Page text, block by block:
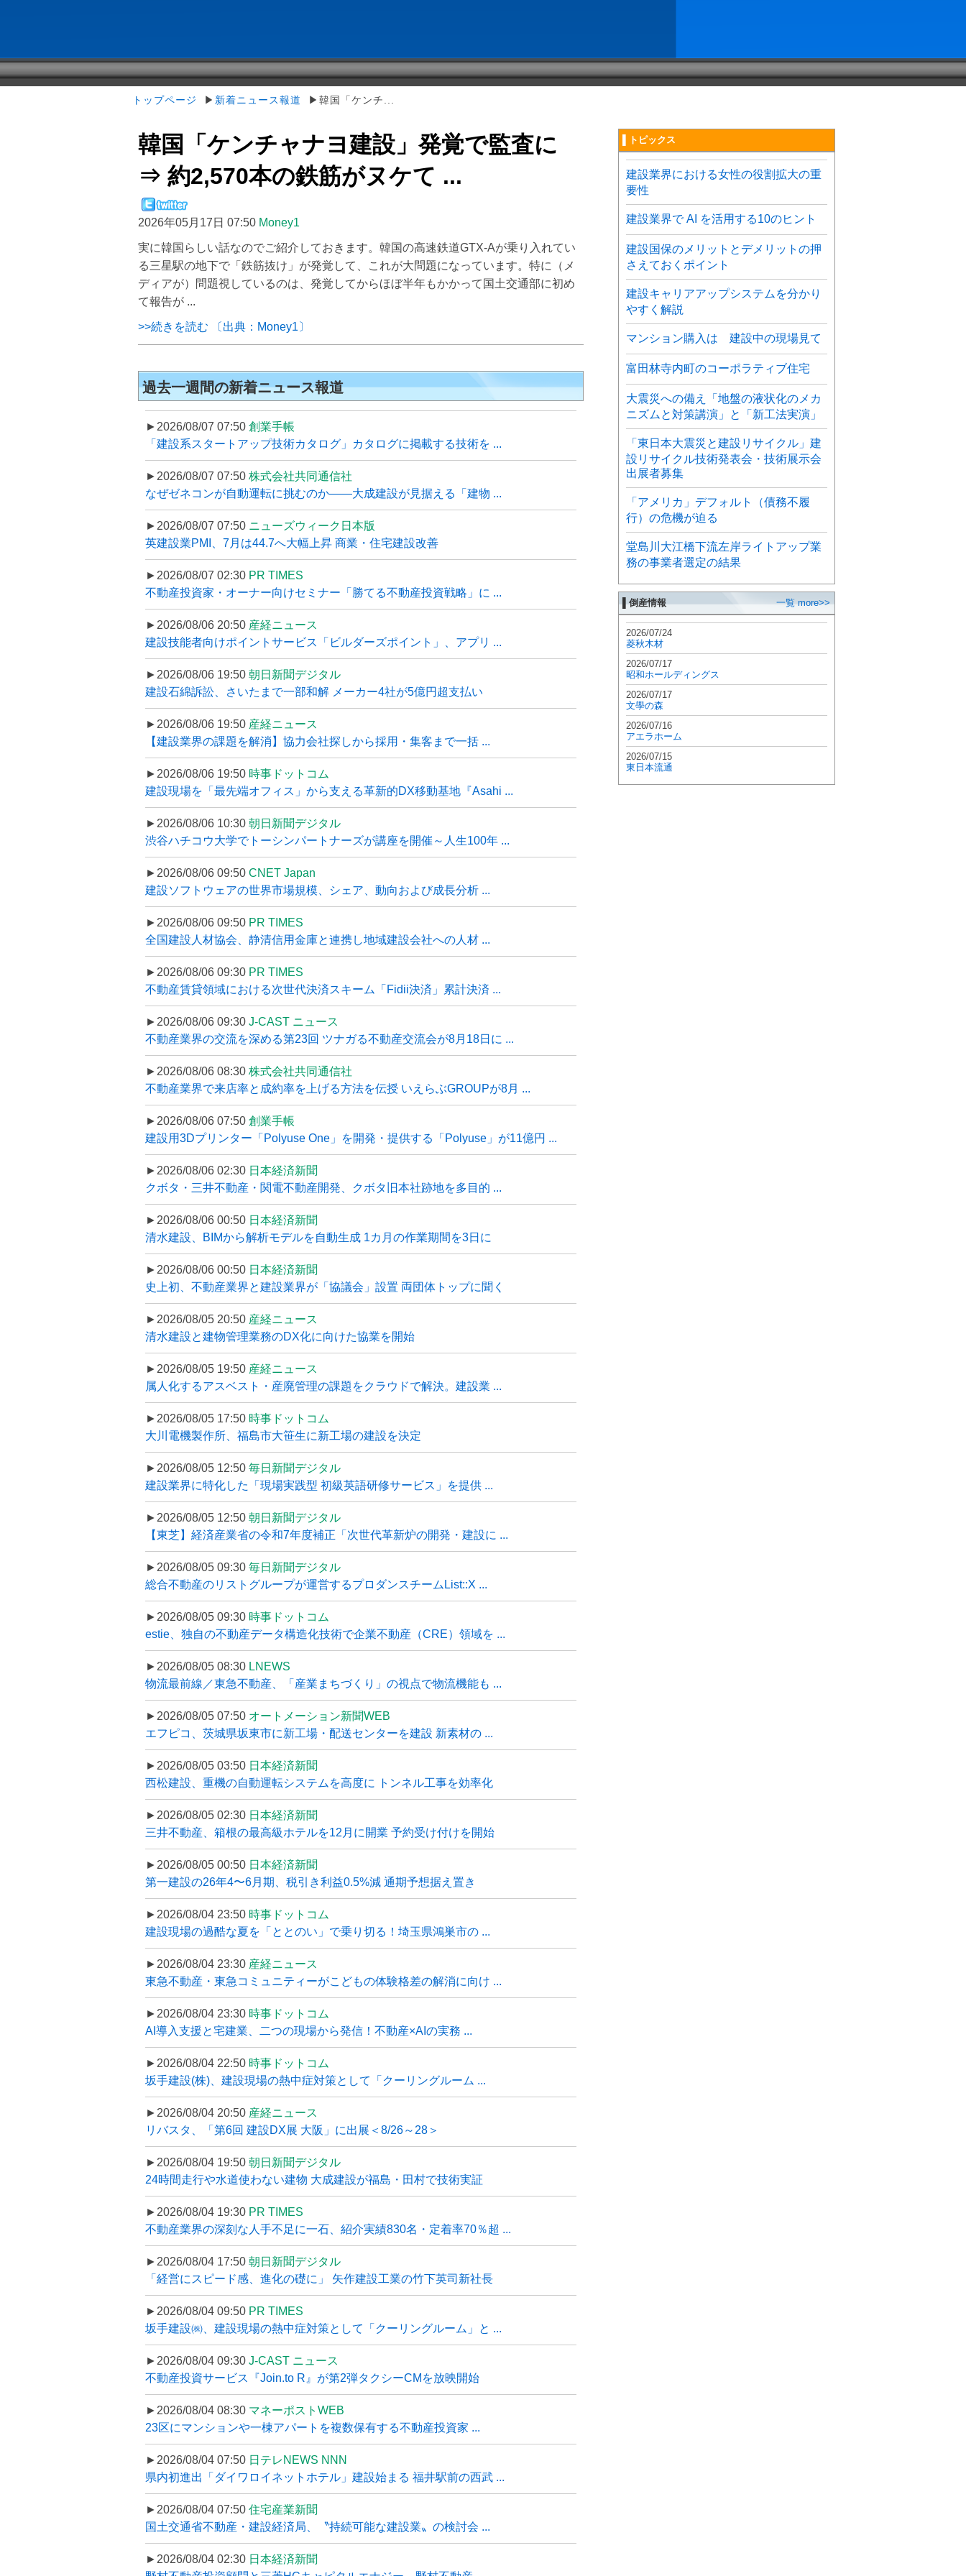
トップページ ▶ 新着ニュース報道 ▶韓国「ケンチ...
韓国「ケンチャナヨ建設」発覚で監査に
⇒ 約2,570本の鉄筋がヌケて ...
2026年05月17日 07:50 Money1
実に韓国らしい話なのでご紹介しておきます。韓国の高速鉄道GTX-Aが乗り入れてい
る三星駅の地下で「鉄筋抜け」が発覚して、これが大問題になっています。特に（メ
ディアが）問題視しているのは、発覚してからほぼ半年もかかって国土交通部に初め
て報告が ...
>>続きを読む 〔出典：Money1〕
過去一週間の新着ニュース報道
►2026/08/07 07:50 創業手帳
「建設系スタートアップ技術カタログ」カタログに掲載する技術を ...
►2026/08/07 07:50 株式会社共同通信社
なぜゼネコンが自動運転に挑むのか――大成建設が見据える「建物 ...
►2026/08/07 07:50 ニューズウィーク日本版
英建設業PMI、7月は44.7へ大幅上昇 商業・住宅建設改善
►2026/08/07 02:30 PR TIMES
不動産投資家・オーナー向けセミナー「勝てる不動産投資戦略」に ...
►2026/08/06 20:50 産経ニュース
建設技能者向けポイントサービス「ビルダーズポイント」、アプリ ...
►2026/08/06 19:50 朝日新聞デジタル
建設石綿訴訟、さいたまで一部和解 メーカー4社が5億円超支払い
►2026/08/06 19:50 産経ニュース
【建設業界の課題を解消】協力会社探しから採用・集客まで一括 ...
►2026/08/06 19:50 時事ドットコム
建設現場を「最先端オフィス」から支える革新的DX移動基地『Asahi ...
►2026/08/06 10:30 朝日新聞デジタル
渋谷ハチコウ大学でトーシンパートナーズが講座を開催～人生100年 ...
►2026/08/06 09:50 CNET Japan
建設ソフトウェアの世界市場規模、シェア、動向および成長分析 ...
►2026/08/06 09:50 PR TIMES
全国建設人材協会、静清信用金庫と連携し地域建設会社への人材 ...
►2026/08/06 09:30 PR TIMES
不動産賃貸領域における次世代決済スキーム「Fidii決済」累計決済 ...
►2026/08/06 09:30 J-CAST ニュース
不動産業界の交流を深める第23回 ツナガる不動産交流会が8月18日に ...
►2026/08/06 08:30 株式会社共同通信社
不動産業界で来店率と成約率を上げる方法を伝授 いえらぶGROUPが8月 ...
►2026/08/06 07:50 創業手帳
建設用3Dプリンター「Polyuse One」を開発・提供する「Polyuse」が11億円 ...
►2026/08/06 02:30 日本経済新聞
クボタ・三井不動産・関電不動産開発、クボタ旧本社跡地を多目的 ...
►2026/08/06 00:50 日本経済新聞
清水建設、BIMから解析モデルを自動生成 1カ月の作業期間を3日に
►2026/08/06 00:50 日本経済新聞
史上初、不動産業界と建設業界が「協議会」設置 両団体トップに聞く
►2026/08/05 20:50 産経ニュース
清水建設と建物管理業務のDX化に向けた協業を開始
►2026/08/05 19:50 産経ニュース
属人化するアスベスト・産廃管理の課題をクラウドで解決。建設業 ...
►2026/08/05 17:50 時事ドットコム
大川電機製作所、福島市大笹生に新工場の建設を決定
►2026/08/05 12:50 毎日新聞デジタル
建設業界に特化した「現場実践型 初級英語研修サービス」を提供 ...
►2026/08/05 12:50 朝日新聞デジタル
【東芝】経済産業省の令和7年度補正「次世代革新炉の開発・建設に ...
►2026/08/05 09:30 毎日新聞デジタル
総合不動産のリストグループが運営するプロダンスチームList::X ...
►2026/08/05 09:30 時事ドットコム
estie、独自の不動産データ構造化技術で企業不動産（CRE）領域を ...
►2026/08/05 08:30 LNEWS
物流最前線／東急不動産、「産業まちづくり」の視点で物流機能も ...
►2026/08/05 07:50 オートメーション新聞WEB
エフピコ、茨城県坂東市に新工場・配送センターを建設 新素材の ...
►2026/08/05 03:50 日本経済新聞
西松建設、重機の自動運転システムを高度に トンネル工事を効率化
►2026/08/05 02:30 日本経済新聞
三井不動産、箱根の最高級ホテルを12月に開業 予約受け付けを開始
►2026/08/05 00:50 日本経済新聞
第一建設の26年4〜6月期、税引き利益0.5%減 通期予想据え置き
►2026/08/04 23:50 時事ドットコム
建設現場の過酷な夏を「ととのい」で乗り切る！埼玉県鴻巣市の ...
►2026/08/04 23:30 産経ニュース
東急不動産・東急コミュニティーがこどもの体験格差の解消に向け ...
►2026/08/04 23:30 時事ドットコム
AI導入支援と宅建業、二つの現場から発信！不動産×AIの実務 ...
►2026/08/04 22:50 時事ドットコム
坂手建設(株)、建設現場の熱中症対策として「クーリングルーム ...
►2026/08/04 20:50 産経ニュース
リバスタ、「第6回 建設DX展 大阪」に出展＜8/26～28＞
►2026/08/04 19:50 朝日新聞デジタル
24時間走行や水道使わない建物 大成建設が福島・田村で技術実証
►2026/08/04 19:30 PR TIMES
不動産業界の深刻な人手不足に一石、紹介実績830名・定着率70％超 ...
►2026/08/04 17:50 朝日新聞デジタル
「経営にスピード感、進化の礎に」 矢作建設工業の竹下英司新社長
►2026/08/04 09:50 PR TIMES
坂手建設㈱、建設現場の熱中症対策として「クーリングルーム」と ...
►2026/08/04 09:30 J-CAST ニュース
不動産投資サービス『Join.to R』が第2弾タクシーCMを放映開始
►2026/08/04 08:30 マネーポストWEB
23区にマンションや一棟アパートを複数保有する不動産投資家 ...
►2026/08/04 07:50 日テレNEWS NNN
県内初進出「ダイワロイネットホテル」建設始まる 福井駅前の西武 ...
►2026/08/04 07:50 住宅産業新聞
国土交通省不動産・建設経済局、〝持続可能な建設業〟の検討会 ...
►2026/08/04 02:30 日本経済新聞
▌トピックス
建設業界における女性の役割拡大の重
要性
建設業界で AI を活用する10のヒント
建設国保のメリットとデメリットの押
さえておくポイント
建設キャリアアップシステムを分かり
やすく解説
マンション購入は 建設中の現場見て
富田林寺内町のコーポラティブ住宅
大震災への備え「地盤の液状化のメカ
ニズムと対策講演」と「新工法実演」
「東日本大震災と建設リサイクル」建
設リサイクル技術発表会・技術展示会
出展者募集
「アメリカ」デフォルト（債務不履
行）の危機が迫る
堂島川大江橋下流左岸ライトアップ業
務の事業者選定の結果
▌倒産情報 一覧 more>>
2026/07/24
菱秋木材
2026/07/17
昭和ホールディングス
2026/07/17
文學の森
2026/07/16
アエラホーム
2026/07/15
東日本流通